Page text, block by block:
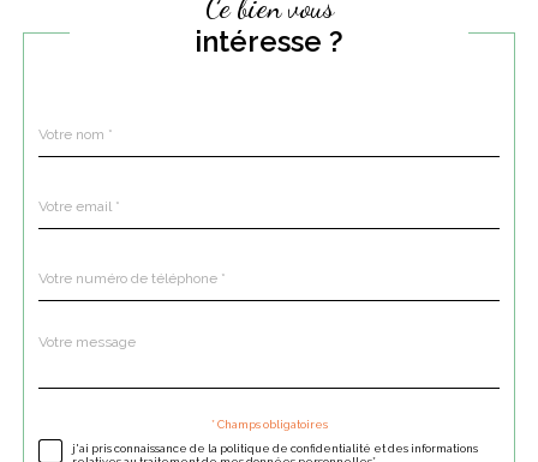
Ce bien vous
intéresse ?
par
*
*
*
Fieldset
Message
*
* Champs obligatoires
j'ai pris connaissance de la politique de confidentialité et des informations